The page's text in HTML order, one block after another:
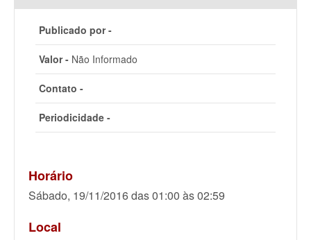
Publicado por -
Valor - Não Informado
Contato -
Periodicidade -
Horário
Sábado, 19/11/2016 das 01:00 às 02:59
Local